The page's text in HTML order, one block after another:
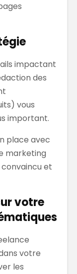
impactant
des
vous
important.
place avec
marketing
et
votre
votre
les